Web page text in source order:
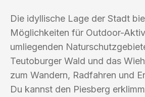
Die idyllische Lage der Stadt
Möglichkeiten für Outdoor-
umliegenden
Teutoburger Wald und das
zum Wandern, Radfahren und
Du kannst den Piesberg